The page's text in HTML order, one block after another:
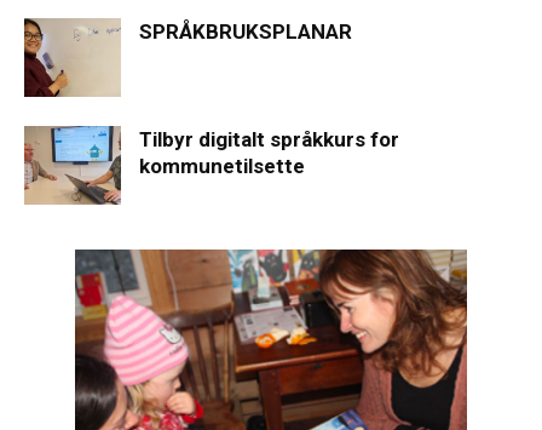
SPRÅKBRUKSPLANAR
Tilbyr digitalt språkkurs for
kommunetilsette